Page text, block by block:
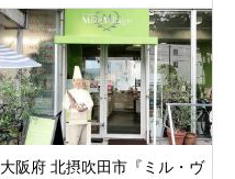
大阪府 北摂吹田市『ミル・ヴ